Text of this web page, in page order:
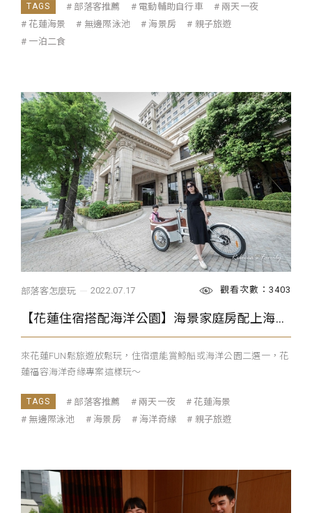
部落客推薦 電動輔助自行車
兩天一夜
花蓮海景
無邊際泳池 海景房
親子旅遊
一泊二食
部落客怎麼玩 2022.07.17 觀看次數：3403
【花蓮住宿搭配海洋公園】海景家庭房配上海洋公園行程，來看看瑞貝卡一家怎麼玩
來花蓮FUN鬆旅遊放鬆玩，住宿還能賞鯨船或海洋公園二選一，花
蓮福容海洋奇緣專案這樣玩～
部落客推薦 兩天一夜
花蓮海景
無邊際泳池
海景房 海洋奇緣 親子旅遊